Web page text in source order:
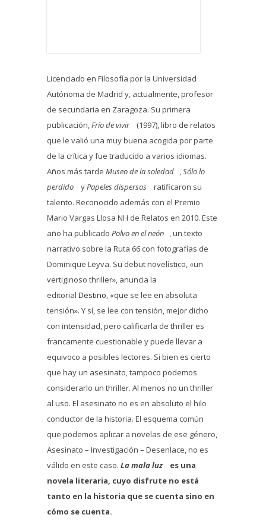
Licenciado en Filosofía por la Universidad
Autónoma de Madrid y, actualmente, profesor
de secundaria en Zaragoza. Su primera
publicación,Frío de vivir
(1997), libro de relatos
que le valió una muy buena acogida por parte
de la crítica y fue traducido a varios idiomas.
Años más tarde Museo de la soledad ,Sólo lo
perdido
yPapeles dispersos
ratificaron su
talento. Reconocido además con el Premio
Mario Vargas Llosa NH de Relatos en 2010. Este
año ha publicado Polvo en el neón , un texto
narrativo sobre la Ruta 66 con fotografías de
Dominique Leyva. Su debut novelístico, «un
vertiginoso thriller», anuncia la
editorial Destino, «que se lee en absoluta
tensión». Y sí, se lee con tensión, mejor dicho
con intensidad, pero calificarla de thriller es
francamente cuestionable y puede llevar a
equivoco a posibles lectores. Si bien es cierto
que hay un asesinato, tampoco podemos
considerarlo un thriller. Al menos no un thriller
al uso. El asesinato no es en absoluto el hilo
conductor de la historia. El esquema común
que podemos aplicar a novelas de ese género,
Asesinato – Investigación – Desenlace, no es
válido en este caso. La mala luz
es una
novela literaria, cuyo disfrute no está
tanto en la historia que se cuenta sino en
cómo se cuenta.